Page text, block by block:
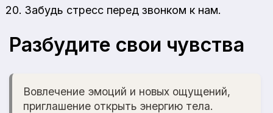
Забудь стресс перед звонком к нам.
Разбудите свои чувства
Вовлечение эмоций и новых ощущений,
приглашение открыть энергию тела.